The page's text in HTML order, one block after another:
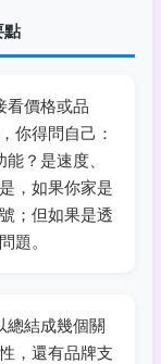
點
看價格或品
你得問自己：
？是速度、
，如果你家是
；但如果是透
題。
總結成幾個關
，還有品牌支